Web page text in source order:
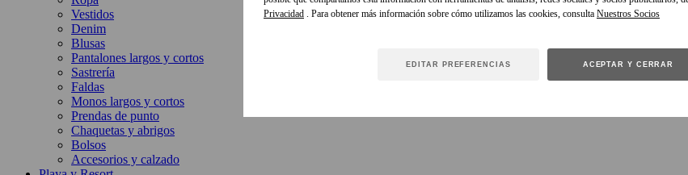
Privacidad . Para obtener más información sobre cómo utilizamos las cookies, consulta
EDITAR PREFERENCIAS ACEPTAR Y CERRAR
Vestidos
Denim
Blusas
Pantalones largos y cortos
Sastrería
Faldas
Monos largos y cortos
Prendas de punto
Chaquetas y abrigos
Bolsos
Accesorios y calzado